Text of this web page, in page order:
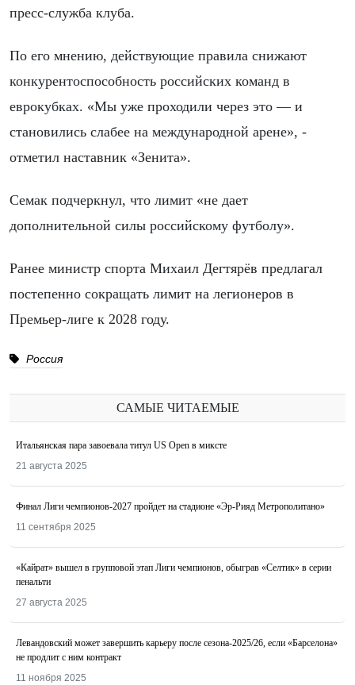
пресс-служба клуба.
По его мнению, действующие правила снижают
конкурентоспособность российских команд в
еврокубках. «Мы уже проходили через это — и
становились слабее на международной арене», -
отметил наставник «Зенита».
Семак подчеркнул, что лимит «не дает
дополнительной силы российскому футболу».
Ранее министр спорта Михаил Дегтярёв предлагал
постепенно сокращать лимит на легионеров в
Премьер-лиге к 2028 году.
Россия
САМЫЕ ЧИТАЕМЫЕ
Итальянская пара завоевала титул US Open в миксте
21 августа 2025
Финал Лиги чемпионов-2027 пройдет на стадионе «Эр-Рияд Метрополитано»
11 сентября 2025
«Кайрат» вышел в групповой этап Лиги чемпионов, обыграв «Селтик» в серии
пенальти
27 августа 2025
Левандовский может завершить карьеру после сезона-2025/26, если «Барселона»
не продлит с ним контракт
11 ноября 2025